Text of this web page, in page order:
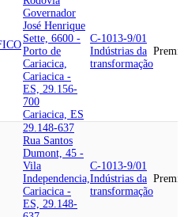
Governador
José Henrique
Sette, 6600 -
Porto de
Cariacica,
Cariacica -
ES, 29.156-
700
Cariacica, ES
C-1013-9/01
Indústrias da
transformação
29.148-637
Rua Santos
Dumont, 45 -
Vila
Independencia,
Cariacica -
ES, 29.148-
C-1013-9/01
Indústrias da
transformação